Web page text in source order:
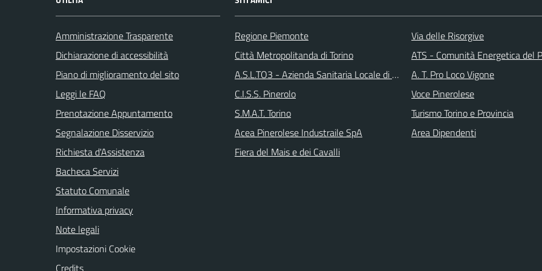
Amministrazione Trasparente
Dichiarazione di accessibilità
Piano di miglioramento del sito
Leggi le FAQ
Prenotazione Appuntamento
Segnalazione Disservizio
Richiesta d'Assistenza
Bacheca Servizi
Statuto Comunale
Informativa privacy
Note legali
Impostazioni Cookie
Credits
Regione Piemonte
Città Metropolitanda di Torino
A.S.L.TO3 - Azienda Sanitaria Locale di Collegno e Pinerolo
C.I.S.S. Pinerolo
S.M.A.T. Torino
Acea Pinerolese Industraile SpA
Fiera del Mais e dei Cavalli
Via delle Risorgive
ATS - Comunità Energetica del
A. T. Pro Loco Vigone
Voce Pinerolese
Turismo Torino e Provincia
Area Dipendenti